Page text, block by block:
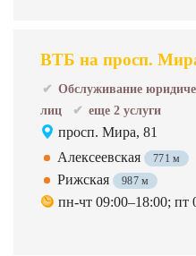
ВТБ на просп.
Обслуживание
лиц
еще 2 услуги
просп. Мира, 81
Алексеевская
771 м
Рижская 987 м
пн-чт 09:00–18:00; пт